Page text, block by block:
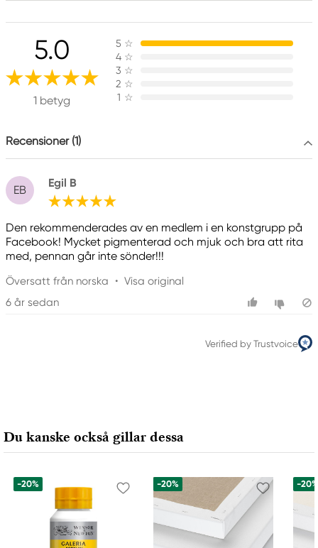
Ansvarig EU
Faber-Castell
Faber-Castell Ag
Nürnberger Straße 2
90546 Stein, Germany
5.0
1 betyg
5 ☆
4 ☆
3 ☆
2 ☆
1 ☆
Recensioner (1)
EB
Egil B
Den rekommenderades av en medlem i en konstgrupp på
Facebook! Mycket pigmenterad och mjuk och bra att rita
med, pennan går inte sönder!!!
Översatt från norska • Visa original
6 år sedan
Verified by Trustvoice
Du kanske också gillar dessa
-20% -20% -